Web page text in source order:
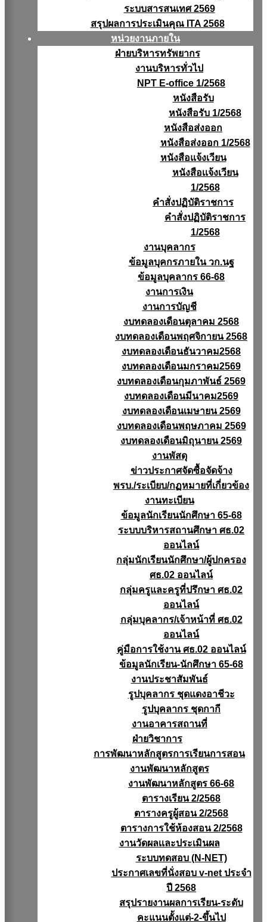
ระบบสารสนเทศ 2569
สรุปผลการประเมินคุณ ITA 2568
หน่วยงานภายใน
ฝ่ายบริหารทรัพยากร
งานบริหารทั่วไป
NPT E-office 1/2568
หนังสือรับ
หนังสือรับ 1/2568
หนังสือส่งออก
หนังสือส่งออก 1/2568
หนังสือแจ้งเวียน
หนังสือเเจ้งเวียน
1/2568
คำสั่งปฏิบัติราชการ
คำสั่งปฏิบัติราชการ
1/2568
งานบุคลากร
ข้อมูลบุคกรภายใน วก.นฐ
ข้อมูลบุคลากร 66-68
งานการเงิน
งานการบัญชี
งบทดลองเดือนตุลาคม 2568
งบทดลองเดือนพฤศจิกายน 2568
งบทดลองเดือนธันวาคม2568
งบทดลองเดือนมกราคม2569
งบทดลองเดือนกุมภาพันธ์ 2569
งบทดลองเดือนมีนาคม2569
งบทดลองเดือนเมษายน 2569
งบทดลองเดือนพฤษภาคม 2569
งบทดลองเดือนมิถุนายน 2569
งานพัสดุ
ข่าวประกาศจัดซื้อจัดจ้าง
พรบ./ระเบียบ/กฏหมายที่เกี่ยวข้อง
งานทะเบียน
ข้อมูลนักเรียนนักศึกษา 65-68
ระบบบริหารสถานศึกษา ศธ.02
ออนไลน์
กลุ่มนักเรียนนักศึกษา/ผู้ปกครอง
ศธ.02 ออนไลน์
กลุ่มครูและครูที่ปรึกษา ศธ.02
ออนไลน์
กลุ่มบุคลากร/เจ้าหน้าที่ ศธ.02
ออนไลน์
คู่มือการใช้งาน ศธ.02 ออนไลน์
ข้อมูลนักเรียน-นักศึกษา 65-68
งานประชาสัมพันธ์
รูปบุคลากร ชุดแดงอาชีวะ
รูปบุคลากร ชุดกากี
งานอาคารสถานที่
ฝ่ายวิชาการ
การพัฒนาหลักสูตรการเรียนการสอน
งานพัฒนาหลักสูตร
งานพัฒนาหลักสูตร 66-68
ตารางเรียน 2/2568
ตารางครูผู้สอน 2/2568
ตารางการใช้ห้องสอน 2/2568
งานวัดผลเเละประเมินผล
ระบบทดสอบ (N-NET)
ประกาศเลขที่นั่งสอบ v-net ประจำ
ปี 2568
สรุปรายงานผลการเรียน-ระดับ
คะแนนตั้งแต่-2-ขึ้นไป